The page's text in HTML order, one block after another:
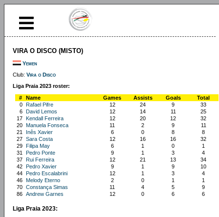
VIRA O DISCO (MISTO)
Yemen
Club: Vira o Disco
Liga Praia 2023 roster:
#
Name Games Assists Goals
Total
0 Rafael Pifre 12 24 9
33
6 David Lemos 12 14 11
25
17 Kendall Ferreira 12 20 12
32
20 Manuela Fonseca 11 2 9
11
21
Inês Xavier 6 0 8
8
27 Sara Costa 12 16 16
32
29 Filipa May 6 1 0
1
31
Pedro Ponte 9 1 3
4
37 Rui Ferreira 12 21 13
34
42 Pedro Xavier 9 1 9
10
44 Pedro Escalabrini 12 1 3
4
46 Melody Eterno 2 0 1
1
70 Constança Simas 11 4 5
9
86 Andrew Garnes 12 0 6 6
Liga Praia 2023: